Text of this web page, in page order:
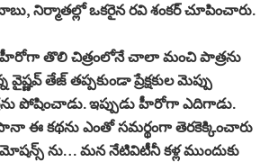
నిర్మాతల్లో ఒకరైన రవి శంకర్ చూపించారు.
హీరోగా తొలి చిత్రంలోనే చాలా మంచి పాత్రను
తేజ్ తప్పకుండా ప్రేక్షకుల మెప్పు
పోషించాడు. ఇప్పుడు హీరోగా ఎదిగాడు.
ఈ కథను ఎంతో సమర్థంగా తెరకెక్కించారు
ను… మన నేటివిటీనీ కళ్ల ముందుకు